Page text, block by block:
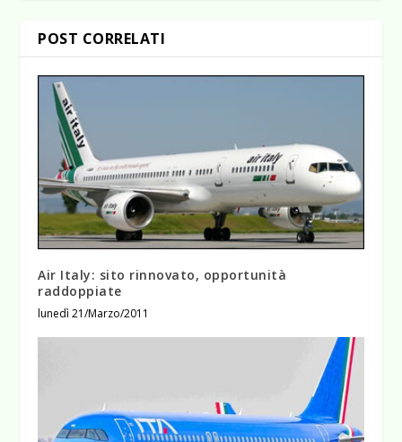
POST CORRELATI
Air Italy: sito rinnovato, opportunità
raddoppiate
lunedì 21/Marzo/2011